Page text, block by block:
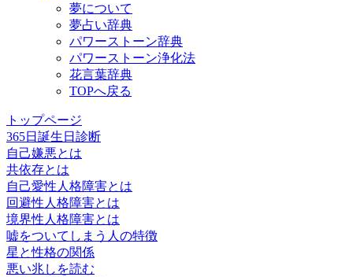
夢について
夢占い辞典
パワーストーン辞典
パワーストーン浄化法
花言葉辞典
TOPへ戻る
トップページ
365日誕生日診断
自己嫌悪とは
共依存とは
自己愛性人格障害とは
回避性人格障害とは
境界性人格障害とは
嘘をついてしまう人の特徴
星と性格の関係
悪い兆しを読む